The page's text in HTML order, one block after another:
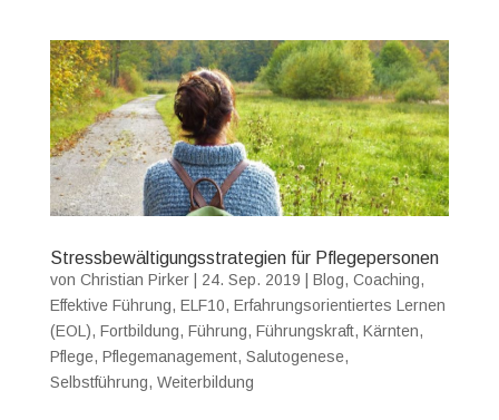
Stressbewältigungsstrategien für Pflegepersonen
von Christian Pirker| 24. Sep. 2019 Blog, Coaching,
Effektive Führung, ELF10, Erfahrungsorientiertes Lernen
(EOL), Fortbildung, Führung, Führungskraft, Kärnten,
Pflege, Pflegemanagement, Salutogenese,
Selbstführung, Weiterbildung